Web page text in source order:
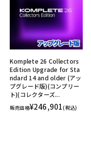
Komplete 26 Collectors
Edition Upgrade for Sta
ndard 14 and older (アッ
プグレード版)(コンプリー
ト)(コレクターズ...
販売価格¥246,901(税込)